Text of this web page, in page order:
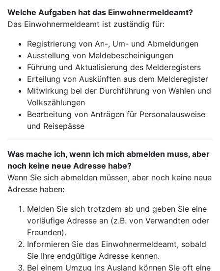
Welche Aufgaben hat das Einwohnermeldeamt?
Das Einwohnermeldeamt ist zuständig für:
Registrierung von An-, Um- und Abmeldungen
Ausstellung von Meldebescheinigungen
Führung und Aktualisierung des Melderegisters
Erteilung von Auskünften aus dem Melderegister
Mitwirkung bei der Durchführung von Wahlen und
Volkszählungen
Bearbeitung von Anträgen für Personalausweise
und Reisepässe
Was mache ich, wenn ich mich abmelden muss, aber
noch keine neue Adresse habe?
Wenn Sie sich abmelden müssen, aber noch keine neue
Adresse haben:
Melden Sie sich trotzdem ab und geben Sie eine
vorläufige Adresse an (z.B. von Verwandten oder
Freunden).
Informieren Sie das Einwohnermeldeamt, sobald
Sie Ihre endgültige Adresse kennen.
Bei einem Umzug ins Ausland können Sie oft eine